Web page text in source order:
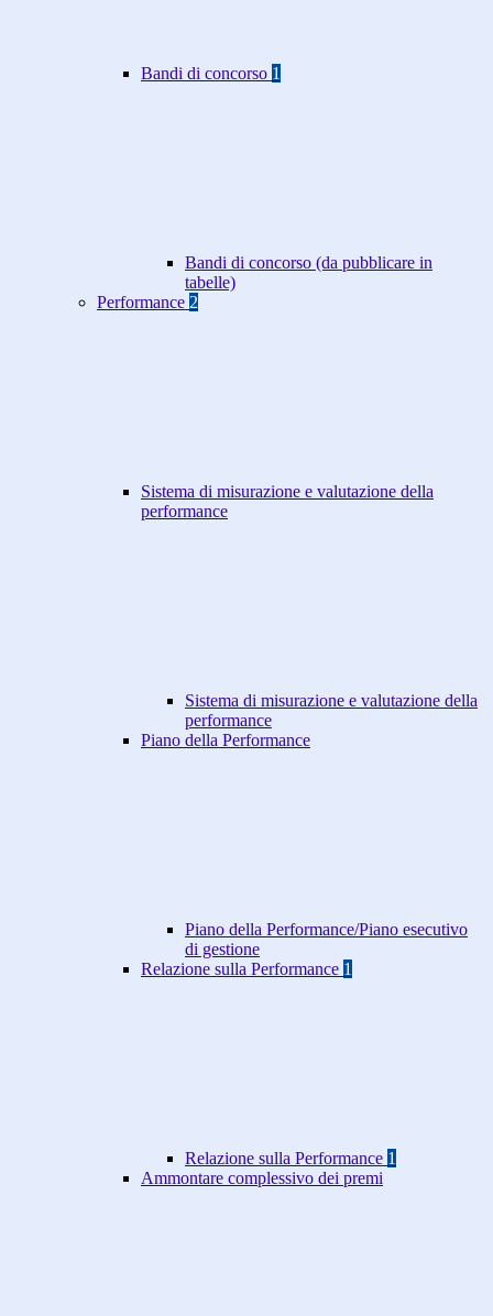
Bandi di concorso 1
Bandi di concorso (da pubblicare in
tabelle)
Performance 2
Sistema di misurazione e valutazione della
performance
Sistema di misurazione e valutazione della
performance
Piano della Performance
Piano della Performance/Piano esecutivo
di gestione
Relazione sulla Performance 1
Relazione sulla Performance 1
Ammontare complessivo dei premi